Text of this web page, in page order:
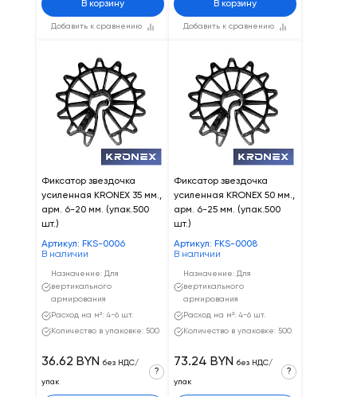
Добавить к сравнению
В корзину
Добавить к сравнению
В корзину
Фиксатор звездочка
усиленная KRONEX 35 мм.,
арм. 6-20 мм. (упак.500
шт.)
Артикул: FKS-0006
В наличии
Назначение: Для
вертикального
армирования
Расход на м²: 4-6 шт.
Количество в упаковке: 500
36.62 BYN без НДС/
упак
?
Фиксатор звездочка
усиленная KRONEX 50 мм.,
арм. 6-25 мм. (упак.500
шт.)
Артикул: FKS-0008
В наличии
Назначение: Для
вертикального
армирования
Расход на м²: 4-6 шт.
Количество в упаковке: 500
73.24 BYN без НДС/
упак
?